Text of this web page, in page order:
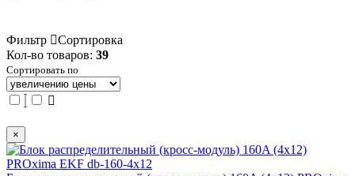
Фильтр
Сортировка
Кол-во товаров: 39
Сортировать по
×